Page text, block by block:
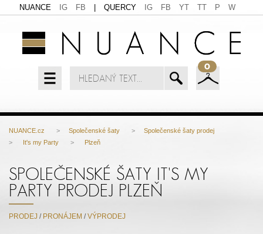
NUANCE IG FB QUERCY IG FB YT TT P W
0
NUANCE.cz > Společenské šaty > Společenské šaty prodej
>
It's my Party > Plzeň
SPOLEČENSKÉ ŠATY IT'S MY
PARTY PRODEJ PLZEŇ
PRODEJ / PRONÁJEM /VÝPRODEJ